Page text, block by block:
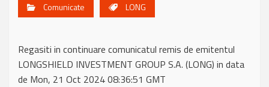
Comunicate LONG
Regasiti in continuare comunicatul remis de emitentul
LONGSHIELD INVESTMENT GROUP S.A. (LONG) in data
de Mon, 21 Oct 2024 08:36:51 GMT